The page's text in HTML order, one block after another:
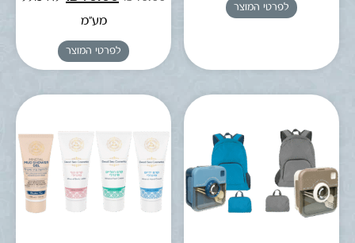
לפרטי המוצר
מע"מ
לפרטי המוצר